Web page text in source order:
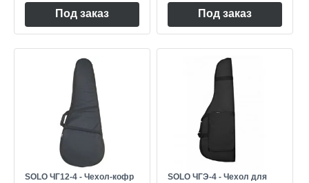
Под заказ Под заказ
SOLO ЧГ12-4 - Чехол-кофр
SOLO ЧГЭ-4 - Чехол для